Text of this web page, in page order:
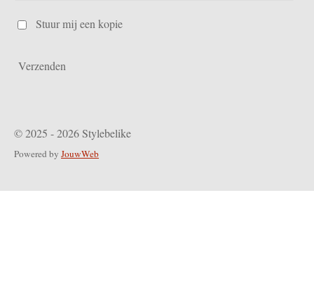
Stuur mij een kopie
Verzenden
© 2025 - 2026 Stylebelike
Powered by JouwWeb